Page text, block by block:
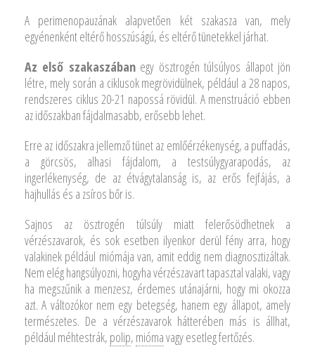
A perimenopauzának alapvetően két szakasza van, mely
egyénenként eltérő hosszúságú, és eltérő tünetekkel járhat.
Az első szakaszábanegy ösztrogén túlsúlyos állapot jön
létre, mely során a ciklusok megrövidülnek, például a 28 napos,
rendszeres ciklus 20-21 napossá rövidül. A menstruáció ebben
az időszakban fájdalmasabb, erősebb lehet.
Erre az időszakra jellemző tünet az emlőérzékenység, a puffadás,
a görcsös, alhasi fájdalom, a testsúlygyarapodás, az
ingerlékenység, de az étvágytalanság is, az erős fejfájás, a
hajhullás és a zsíros bőr is.
Sajnos az ösztrogén túlsúly miatt felerősödhetnek a
vérzészavarok, és sok esetben ilyenkor derül fény arra, hogy
valakinek például miómája van, amit eddig nem diagnosztizáltak.
Nem elég hangsúlyozni, hogyha vérzészavart tapasztal valaki, vagy
ha megszűnik a menzesz, érdemes utánajárni, hogy mi okozza
azt. A változókor nem egy betegség, hanem egy állapot, amely
természetes. De a vérzészavarok hátterében más is állhat,
például méhtestrák, polip, miómavagy esetleg fertőzés.